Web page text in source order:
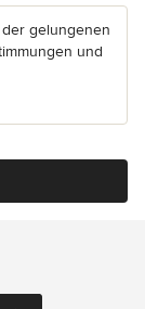
gelungenen
und